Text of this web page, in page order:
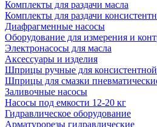
Комплекты для раздачи масла
Комплекты для раздачи
Диафрагменные насосы
Оборудование для измерения и
Электронасосы для масла
Аксессуары и изделия
Шприцы ручные для консистентной
Шприцы для смазки
Заливочные насосы
Насосы под емкости 12-20 кг
Гидравлическое оборудование
Арматурорезы гидравлические